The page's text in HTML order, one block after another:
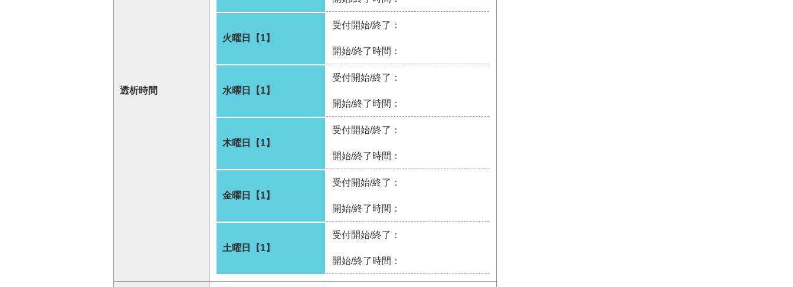
透析時間
火曜日【1】
受付開始/終了：
開始/終了時間：
水曜日【1】
受付開始/終了：
開始/終了時間：
木曜日【1】
受付開始/終了：
開始/終了時間：
金曜日【1】
受付開始/終了：
開始/終了時間：
土曜日【1】
受付開始/終了：
開始/終了時間：